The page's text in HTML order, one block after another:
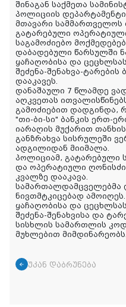
შინაგან საქმეთა
პოლიციის
მთავარი სამმართველოს
გატარებული
საგამოძიებო
დაბადებული წარსულში
ყაჩაღობისა და
შეძენა-შენახვა-
დააკავეს.
დანაშაული 7 წლამდე
აღკვეთას
გამოძიებით დადგინდა,
"თი-ბი-სი" ბანკის ერთ-
იარაღის მუქარით
განზრახვა სისრულეში
ადგილიდან მიიმალა.
პოლიციამ, გატარებული
და ოპერატიული
კვალზე დააკავა.
სამართალდამცველებმა
ნივთმტკიცებად ამოიღეს.
ყაჩაღობისა და
შეძენა-შენახვისა და
სისხლის სამართლის
მუხლებით მიმდინარეობს.
უკან დაბრუნება